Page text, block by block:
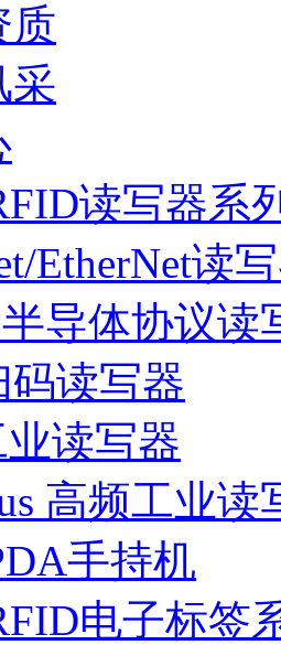
质
采
读写器系
EtherNet读
导体协议读
码读写器
业读写器
高频工业读
手持机
电子标签